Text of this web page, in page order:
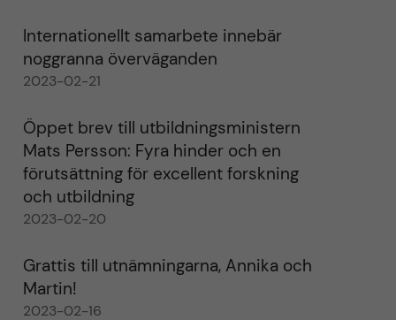
Internationellt samarbete innebär
noggranna överväganden
2023-02-21
Öppet brev till utbildningsministern
Mats Persson: Fyra hinder och en
förutsättning för excellent forskning
och utbildning
2023-02-20
Grattis till utnämningarna, Annika och
Martin!
2023-02-16